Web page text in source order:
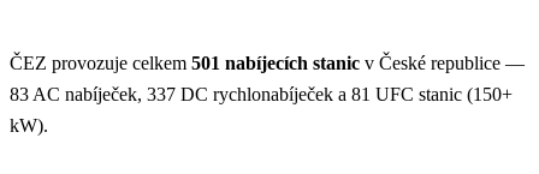
ČEZ provozuje celkem 501 nabíjecích stanic v České republice —
83 AC nabíječek, 337 DC rychlonabíječek a 81 UFC stanic (150+
kW).